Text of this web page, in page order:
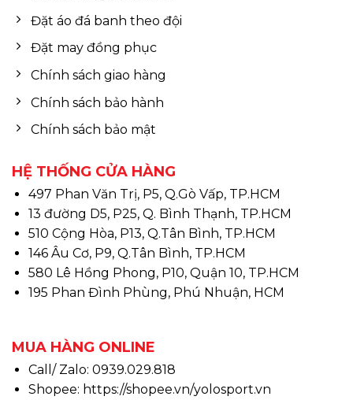
Đặt áo đá banh theo đội
Đặt may đồng phục
Chính sách giao hàng
Chính sách bảo hành
Chính sách bảo mật
HỆ THỐNG CỬA HÀNG
497 Phan Văn Trị, P5, Q.Gò Vấp, TP.HCM
13 đường D5, P25, Q. Bình Thạnh, TP.HCM
510 Cộng Hòa, P13, Q.Tân Bình, TP.HCM
146 Âu Cơ, P9, Q.Tân Bình, TP.HCM
580 Lê Hồng Phong, P10, Quận 10, TP.HCM
195 Phan Đình Phùng, Phú Nhuận, HCM
MUA HÀNG ONLINE
Call/ Zalo: 0939.029.818
Shopee: https://shopee.vn/yolosport.vn